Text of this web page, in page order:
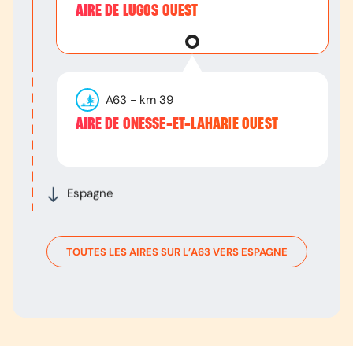
Espagne
AIRE DE LUGOS OUEST
A63 - km 39
AIRE DE ONESSE-ET-LAHARIE OUEST
TOUTES LES AIRES SUR L’A63 VERS ESPAGNE